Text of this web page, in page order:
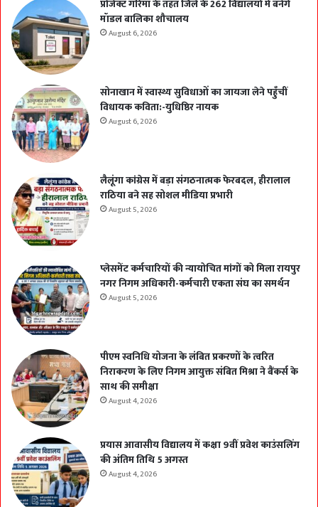
प्रोजेक्ट गरिमा के तहत जिले के 262 विद्यालयों में बनेंगे
मॉडल बालिका शौचालय
August 6, 2026
सोनाखान में स्वास्थ्य सुविधाओं का जायजा लेने पहुँचीं
विधायक कविता:-युधिष्ठिर नायक
August 6, 2026
लैलूंगा कांग्रेस में बड़ा संगठनात्मक फेरबदल, हीरालाल
राठिया बने सह सोशल मीडिया प्रभारी
August 5, 2026
प्लेसमेंट कर्मचारियों की न्यायोचित मांगों को मिला रायपुर
नगर निगम अधिकारी-कर्मचारी एकता संघ का समर्थन
August 5, 2026
पीएम स्वनिधि योजना के लंबित प्रकरणों के त्वरित
निराकरण के लिए निगम आयुक्त संबित मिश्रा ने बैंकर्स के
साथ की समीक्षा
August 4, 2026
प्रयास आवासीय विद्यालय में कक्षा 9वीं प्रवेश काउंसलिंग
की अंतिम तिथि 5 अगस्त
August 4, 2026